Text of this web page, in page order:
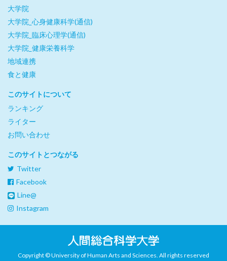
大学院
大学院_心身健康科学(通信)
大学院_臨床心理学(通信)
大学院_健康栄養科学
地域連携
食と健康
このサイトについて
ランキング
ライター
お問い合わせ
このサイトとつながる
Twitter
Facebook
Line@
Instagram
Copyright © University of Human Arts and Sciences. All rights reserved